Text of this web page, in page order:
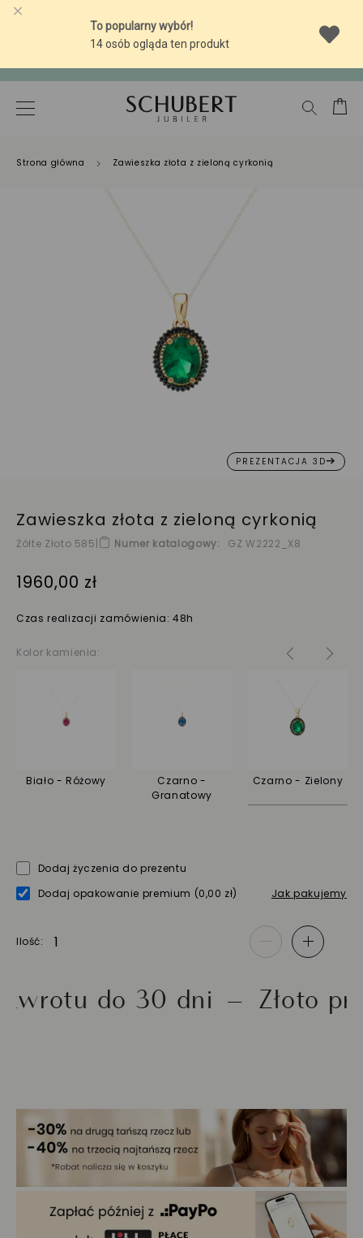
-10% NA SREBRNĄ BIŻUTERIĘ Z BURSZTYNEM
Strona główna Zawieszka złota z zieloną cyrkonią
PREZENTACJA 3D
Zawieszka złota z zieloną cyrkonią
Żółte Złoto 585 Numer katalogowy GZ W2222_X8
1960,00 zł
Czas realizacji zamówienia: 48h
Kolor kamienia:
Biało - Różowy
Czarno -
Granatowy
Czarno - Zielony
Dodaj życzenia do prezentu
Dodaj opakowanie premium (0,00 zł) Jak pakujemy
Ilość - +
do 30 dni Złoto próby